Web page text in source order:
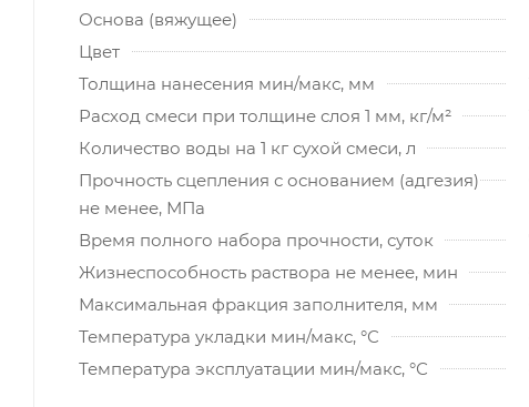
Основа (вяжущее)
Цвет
Толщина нанесения мин/макс, мм
Расход смеси при толщине слоя 1 мм, кг/м²
Количество воды на 1 кг сухой смеси, л
Прочность сцепления с основанием (адгезия)
не менее, МПа
Время полного набора прочности, суток
Жизнеспособность раствора не менее, мин
Максимальная фракция заполнителя, мм
Температура укладки мин/макс, °С
Температура эксплуатации мин/макс, °С